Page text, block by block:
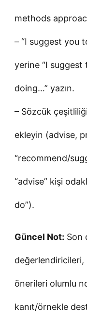
methods
– “I suggest you
yerine “I suggest
doing…” yazın.
– Sözcük
ekleyin (advise,
“recommend/
“advise” kişi
do”).
Güncel Not: Son
değerlendiricileri,
önerileri olumlu
kanıt/örnekle